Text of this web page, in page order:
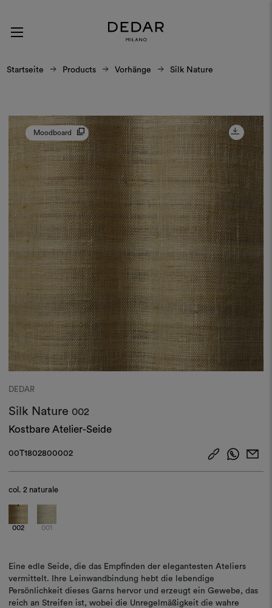
Startseite Products Vorhänge Silk Nature
Moodboard
DEDAR
Silk Nature 002
Kostbare Atelier-Seide
00T1802800002
col.2 naturale
002 001
Eine edle Seide, die das Empfinden der elegantesten Ateliers
vermittelt. Ihre Leinwandbindung hebt die lebendige
Persönlichkeit dieses Garns hervor und erzeugt ein Gewebe, das
reich an Streifen ist, wobei die Unregelmäßigkeit die wahre